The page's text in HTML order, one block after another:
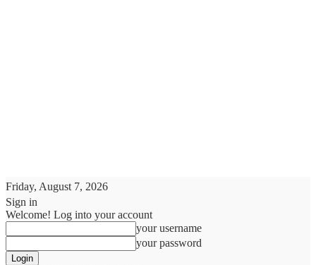
Friday, August 7, 2026
Sign in
Welcome! Log into your account
your username
your password